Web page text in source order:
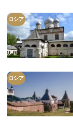
ロシア
ロシア